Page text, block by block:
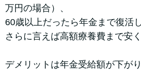
万円の場合）、
60歳以上だったら年金まで復活
さらに言えば高額療養費まで安
デメリットは年金受給額が下がり